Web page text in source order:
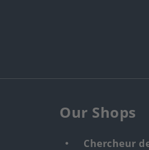
Our Shops
Chercheur